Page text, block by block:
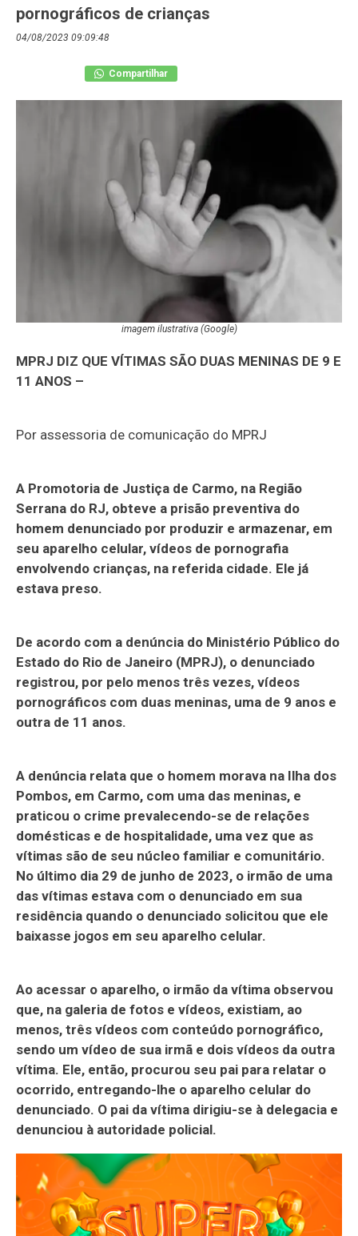
pornográficos de crianças
04/08/2023 09:09:48
Compartilhar
imagem ilustrativa (Google)
MPRJ DIZ QUE VÍTIMAS SÃO DUAS MENINAS DE 9 E
11 ANOS –
Por assessoria de comunicação do MPRJ
A Promotoria de Justiça de Carmo, na Região
Serrana do RJ, obteve a prisão preventiva do
homem denunciado por produzir e armazenar, em
seu aparelho celular, vídeos de pornografia
envolvendo crianças, na referida cidade. Ele já
estava preso.
De acordo com a denúncia do Ministério Público do
Estado do Rio de Janeiro (MPRJ), o denunciado
registrou, por pelo menos três vezes, vídeos
pornográficos com duas meninas, uma de 9 anos e
outra de 11 anos.
A denúncia relata que o homem morava na Ilha dos
Pombos, em Carmo, com uma das meninas, e
praticou o crime prevalecendo-se de relações
domésticas e de hospitalidade, uma vez que as
vítimas são de seu núcleo familiar e comunitário.
No último dia 29 de junho de 2023, o irmão de uma
das vítimas estava com o denunciado em sua
residência quando o denunciado solicitou que ele
baixasse jogos em seu aparelho celular.
Ao acessar o aparelho, o irmão da vítima observou
que, na galeria de fotos e vídeos, existiam, ao
menos, três vídeos com conteúdo pornográfico,
sendo um vídeo de sua irmã e dois vídeos da outra
vítima. Ele, então, procurou seu pai para relatar o
ocorrido, entregando-lhe o aparelho celular do
denunciado. O pai da vítima dirigiu-se à delegacia e
denunciou à autoridade policial.